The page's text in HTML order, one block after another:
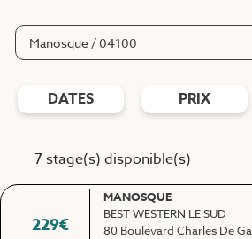
DATES PRIX
7 stage(s) disponible(s)
229€
MANOSQUE
BEST WESTERN LE SUD
80 Boulevard Charles De